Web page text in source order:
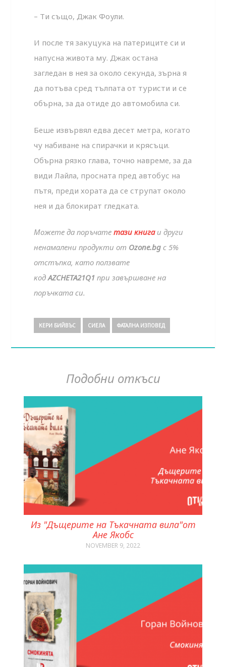
– Ти също, Джак Фоули.
И после тя закуцука на патериците си и
напусна живота му. Джак остана
загледан в нея за около секунда, зърна я
да потъва сред тълпата от туристи и се
обърна, за да отиде до автомобила си.
Беше извървял едва десет метра, когато
чу набиване на спирачки и крясъци.
Обърна рязко глава, точно навреме, за да
види Лайла, просната пред автобус на
пътя, преди хората да се струпат около
нея и да блокират гледката.
Можете да поръчатетази книгаи други
ненамалени продукти от Ozone.bg с 5%
отстъпка, като ползвате
кодAZCHETA21Q1 при завършване на
поръчката си.
КЕРИ БИЙВЪС СИЕЛА ФАТАЛНА ИЗПОВЕД
Подобни откъси
Из "Дъщерите на Тъкачната вила"от
Ане Якобс
NOVEMBER 9, 2022